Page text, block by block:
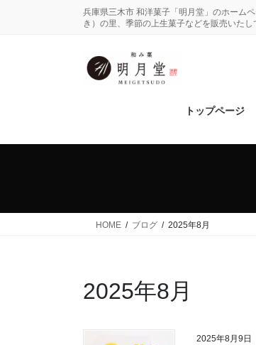
移
兵庫県三木市 和洋菓子「明月堂」のホーム
き）の里、季節の上生菓子などを販売いた
トップページ
HOME ブログ 2025年8月
2025年8月
2025年8月9日